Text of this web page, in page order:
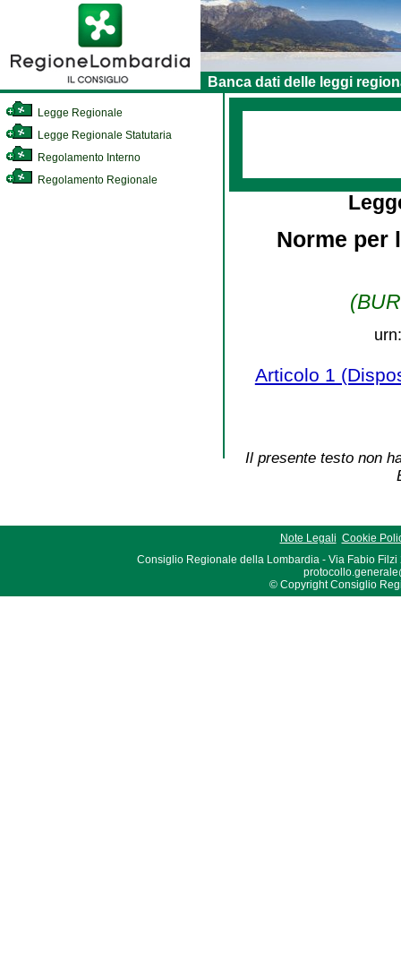
Banca dati delle leggi
Legge Regionale
Legge Regionale Statutaria
Regolamento Interno
Regolamento Regionale
Norme per
Articolo 1
Il presente testo non
Note Legali Cookie
Consiglio Regionale della Lombardia - Via Fabio Filzi
© Copyright Consiglio